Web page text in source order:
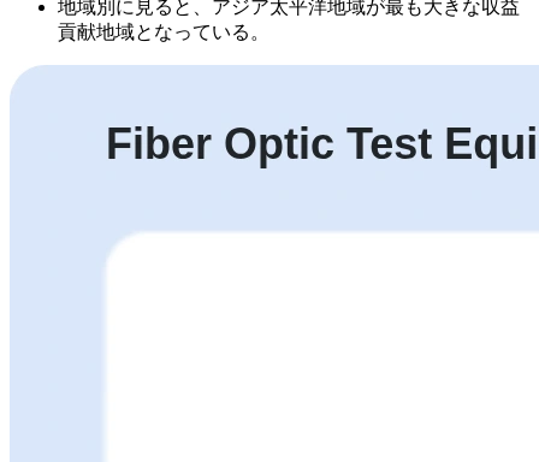
地域別に見ると、アジア太平洋地域が最も大きな収益
貢献地域となっている。